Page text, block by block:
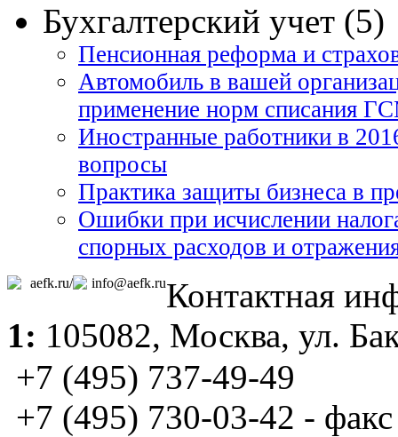
Бухгалтерский учет (5)
Пенсионная реформа и
Автомобиль в вашей
применение норм списания
Иностранные работники в
вопросы
Практика защиты бизнеса в
Ошибки при исчислении
спорных расходов и
aefk.ru/ info@aefk.ruКонтактная
1: 105082, Москва, ул.
+7 (495) 737-49-49
+7 (495) 730-03-42 - факс